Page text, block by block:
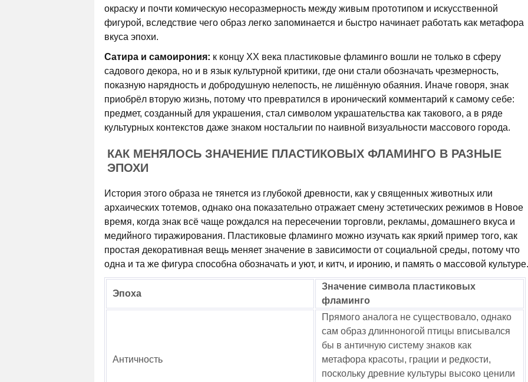
окраску и почти комическую несоразмерность между живым прототипом и искусственной
фигурой, вследствие чего образ легко запоминается и быстро начинает работать как метафора
вкуса эпохи.
Сатира и самоирония: к концу XX века пластиковые фламинго вошли не только в сферу
садового декора, но и в язык культурной критики, где они стали обозначать чрезмерность,
показную нарядность и добродушную нелепость, не лишённую обаяния. Иначе говоря, знак
приобрёл вторую жизнь, потому что превратился в иронический комментарий к самому себе:
предмет, созданный для украшения, стал символом украшательства как такового, а в ряде
культурных контекстов даже знаком ностальгии по наивной визуальности массового города.
КАК МЕНЯЛОСЬ ЗНАЧЕНИЕ ПЛАСТИКОВЫХ ФЛАМИНГО В РАЗНЫЕ
ЭПОХИ
История этого образа не тянется из глубокой древности, как у священных животных или
архаических тотемов, однако она показательно отражает смену эстетических режимов в Новое
время, когда знак всё чаще рождался на пересечении торговли, рекламы, домашнего вкуса и
медийного тиражирования. Пластиковые фламинго можно изучать как яркий пример того, как
простая декоративная вещь меняет значение в зависимости от социальной среды, потому что
одна и та же фигура способна обозначать и уют, и китч, и иронию, и память о массовой культуре.
Эпоха
Значение символа пластиковых
фламинго
Античность
Прямого аналога не существовало, однако
сам образ длинноногой птицы вписывался
бы в античную систему знаков как
метафора красоты, грации и редкости,
поскольку древние культуры высоко ценили